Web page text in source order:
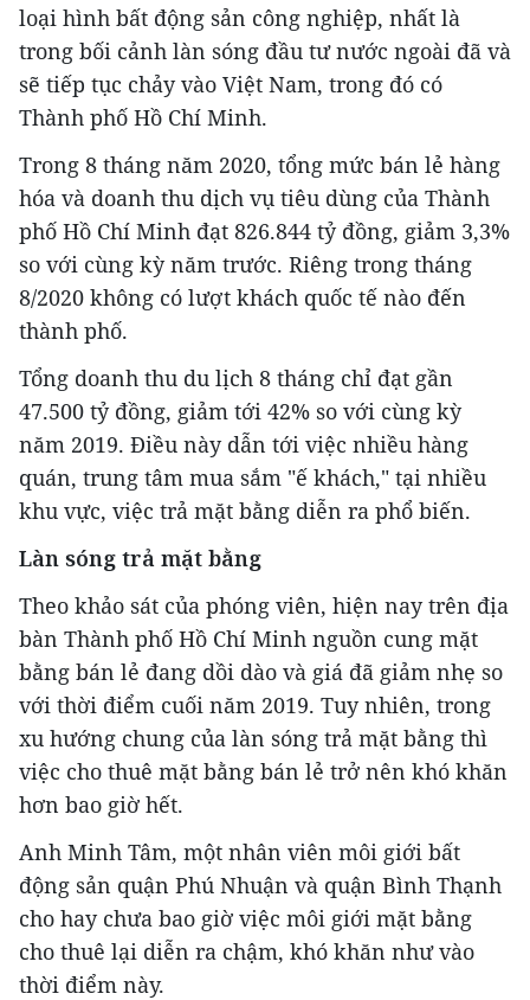
loại hình bất động sản công nghiệp, nhất là
trong bối cảnh làn sóng đầu tư nước ngoài đã và
sẽ tiếp tục chảy vào Việt Nam, trong đó có
Thành phố Hồ Chí Minh.
Trong 8 tháng năm 2020, tổng mức bán lẻ hàng
hóa và doanh thu dịch vụ tiêu dùng của Thành
phố Hồ Chí Minh đạt 826.844 tỷ đồng, giảm 3,3%
so với cùng kỳ năm trước. Riêng trong tháng
8/2020 không có lượt khách quốc tế nào đến
thành phố.
Tổng doanh thu du lịch 8 tháng chỉ đạt gần
47.500 tỷ đồng, giảm tới 42% so với cùng kỳ
năm 2019. Điều này dẫn tới việc nhiều hàng
quán, trung tâm mua sắm "ế khách," tại nhiều
khu vực, việc trả mặt bằng diễn ra phổ biến.
Làn sóng trả mặt bằng
Theo khảo sát của phóng viên, hiện nay trên địa
bàn Thành phố Hồ Chí Minh nguồn cung mặt
bằng bán lẻ đang dồi dào và giá đã giảm nhẹ so
với thời điểm cuối năm 2019. Tuy nhiên, trong
xu hướng chung của làn sóng trả mặt bằng thì
việc cho thuê mặt bằng bán lẻ trở nên khó khăn
hơn bao giờ hết.
Anh Minh Tâm, một nhân viên môi giới bất
động sản quận Phú Nhuận và quận Bình Thạnh
cho hay chưa bao giờ việc môi giới mặt bằng
cho thuê lại diễn ra chậm, khó khăn như vào
thời điểm này.